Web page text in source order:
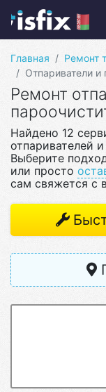
Главная
Ремонт
Отпариватели и
Ремонт
Найдено 12
отпаривателей
Выберите
или просто
сам свяжется с